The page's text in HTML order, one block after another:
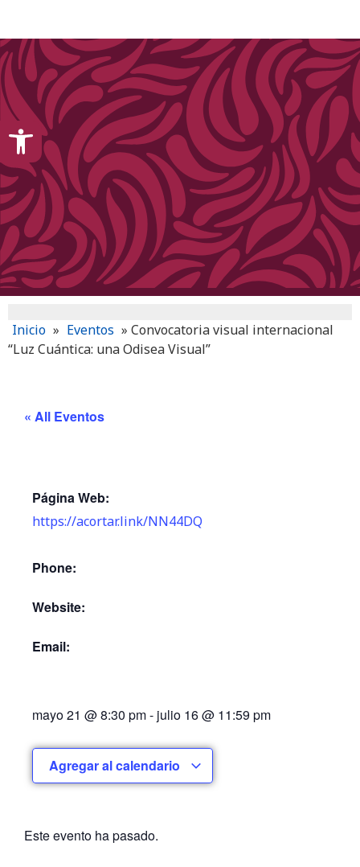
Inicio » Eventos » Convocatoria visual internacional
“Luz Cuántica: una Odisea Visual”
« All Eventos
Página Web:
https://acortar.link/NN44DQ
Phone:
Website:
Email:
mayo 21 @8:30 pm- julio 16@ 11:59 pm
Agregar al calendario
Este evento ha pasado.
Open toolbar